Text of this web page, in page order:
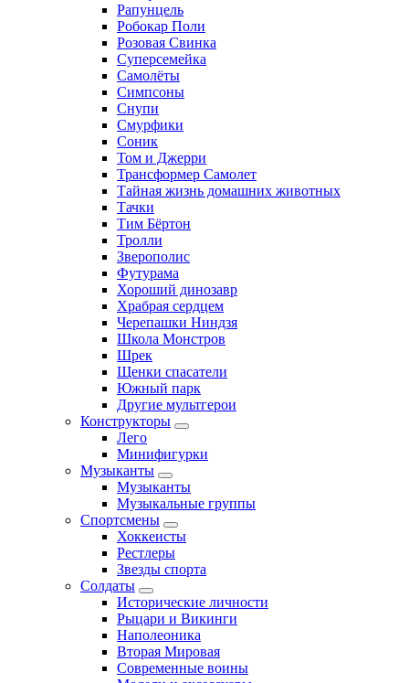
Рапунцель
Робокар Поли
Розовая Свинка
Суперсемейка
Самолёты
Симпсоны
Снупи
Смурфики
Соник
Том и Джерри
Трансформер Самолет
Тайная жизнь домашних животных
Тачки
Тим Бёртон
Тролли
Зверополис
Футурама
Хороший динозавр
Храбрая сердцем
Черепашки Ниндзя
Школа Монстров
Шрек
Щенки спасатели
Южный парк
Другие мультгерои
Конструкторы
Лего
Минифигурки
Музыканты
Музыканты
Музыкальные группы
Спортсмены
Хоккеисты
Рестлеры
Звезды спорта
Солдаты
Исторические личности
Рыцари и Викинги
Наполеоника
Вторая Мировая
Современные воины